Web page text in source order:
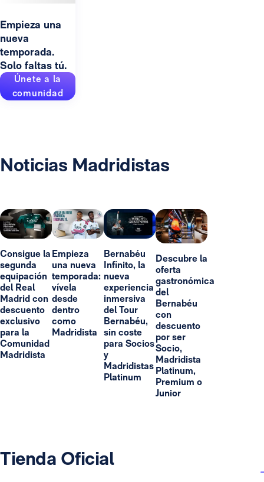
Empieza una
nueva
temporada.
Solo faltas tú.
Únete a la
comunidad
Noticias Madridistas
Consigue la
segunda
equipación
del Real
Madrid con
descuento
exclusivo
para la
Comunidad
Madridista
Empieza
una nueva
temporada:
vívela
desde
dentro
como
Madridista
Bernabéu
Infinito, la
nueva
experiencia
inmersiva
del Tour
Bernabéu,
sin coste
para Socios
y
Madridistas
Platinum
Descubre la
oferta
gastronómica
del
Bernabéu
con
descuento
por ser
Socio,
Madridista
Platinum,
Premium o
Junior
Tienda Oficial